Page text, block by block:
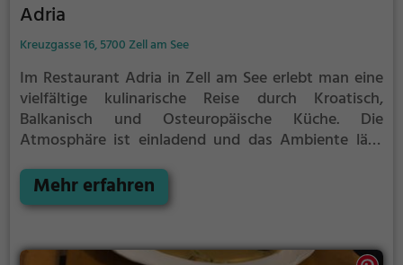
Adria
Kreuzgasse 16, 5700 Zell am See
Im Restaurant Adria in Zell am See erlebt man eine
vielfältige kulinarische Reise durch Kroatisch,
Balkanisch und Osteuropäische Küche. Die
Atmosphäre ist einladend und das Ambiente lädt
Auswahl an Cocktails und kann Halal-Speisen sowie
vegetarische Gerichte probieren. Tauche ein in die
gastronomische Erfahrung.
Mehr erfahren